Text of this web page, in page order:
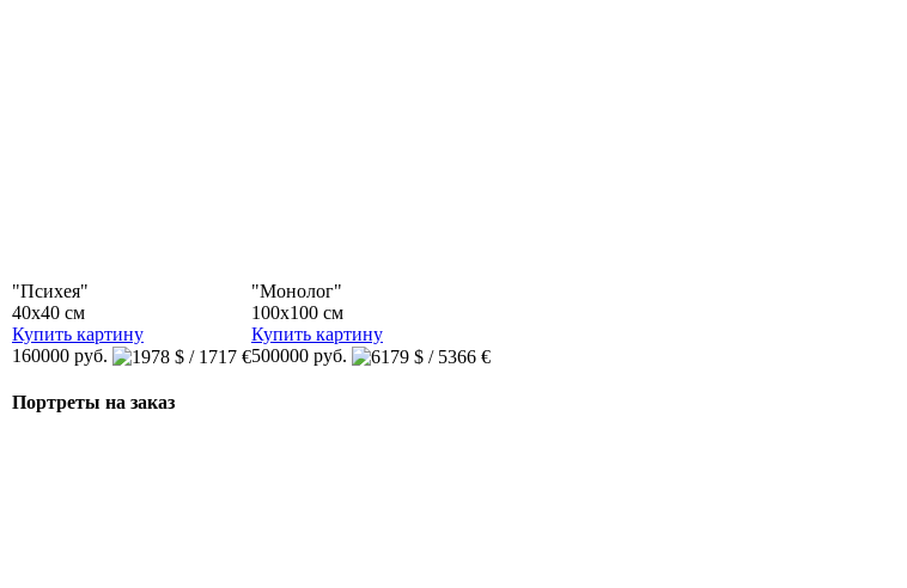
"Психея"
40x40 см
Купить картину
160000 руб.
"Монолог"
100x100 см
Купить картину
500000 руб.
Портреты на заказ